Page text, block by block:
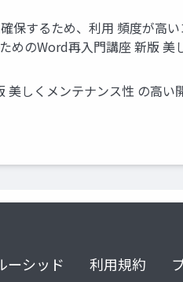
保するため、利用 頻度が
めのWord再入門講座 新版
しくメンテナンス性 の高い
ーシッド 利用規約